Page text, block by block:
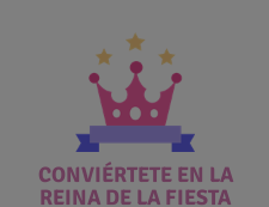
CONVIÉRTETE EN LA
REINA DE LA FIESTA